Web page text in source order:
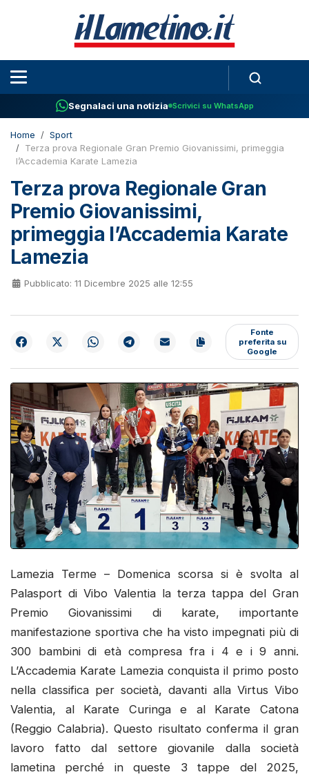
Segnalaci una notizia Scrivici su WhatsApp
Home
Sport
Terza prova Regionale Gran Premio Giovanissimi, primeggia
l’Accademia Karate Lamezia
Terza prova Regionale Gran
Premio Giovanissimi,
primeggia l’Accademia Karate
Lamezia
Pubblicato: 11 Dicembre 2025 alle 12:55
Fonte
preferita su
Google
Lamezia Terme – Domenica scorsa si è svolta al
Palasport di Vibo Valentia la terza tappa del Gran
Premio Giovanissimi di karate, importante
manifestazione sportiva che ha visto impegnati più di
300 bambini di età compresa fra i 4 e i 9 anni.
L’Accademia Karate Lamezia conquista il primo posto
nella classifica per società, davanti alla Virtus Vibo
Valentia, al Karate Curinga e al Karate Catona
(Reggio Calabria). Questo risultato conferma il gran
lavoro fatto dal settore giovanile dalla società
lametina perché in queste 3 tappe del 2025,